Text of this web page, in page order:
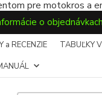
pre motokros a
o
a RECENZIE TABUĽKY